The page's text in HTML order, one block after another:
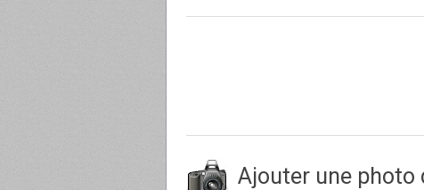
Ajouter une photo